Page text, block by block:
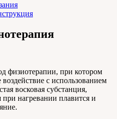
физиотерапии, при котором
с использованием
восковая субстанция,
при нагревании плавится и